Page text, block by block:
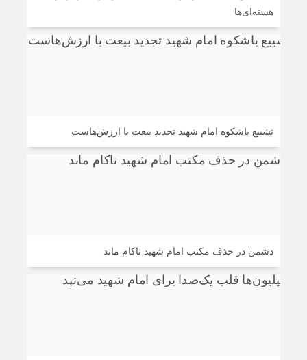
هسته‌ای‌ها
تشییع باشکوه امام شهید تجدید بیعت با ارزش‌هاست
دشمن در حذف مکتب امام شهید ناکام ماند